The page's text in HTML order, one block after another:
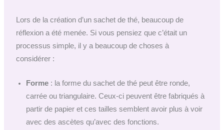
Lors de la création d’un sachet de thé, beaucoup de
réflexion a été menée. Si vous pensiez que c’était un
processus simple, il y a beaucoup de choses à
considérer :
Forme : la forme du sachet de thé peut être ronde,
carrée ou triangulaire. Ceux-ci peuvent être fabriqués à
partir de papier et ces tailles semblent avoir plus à voir
avec des ascètes qu’avec des fonctions.